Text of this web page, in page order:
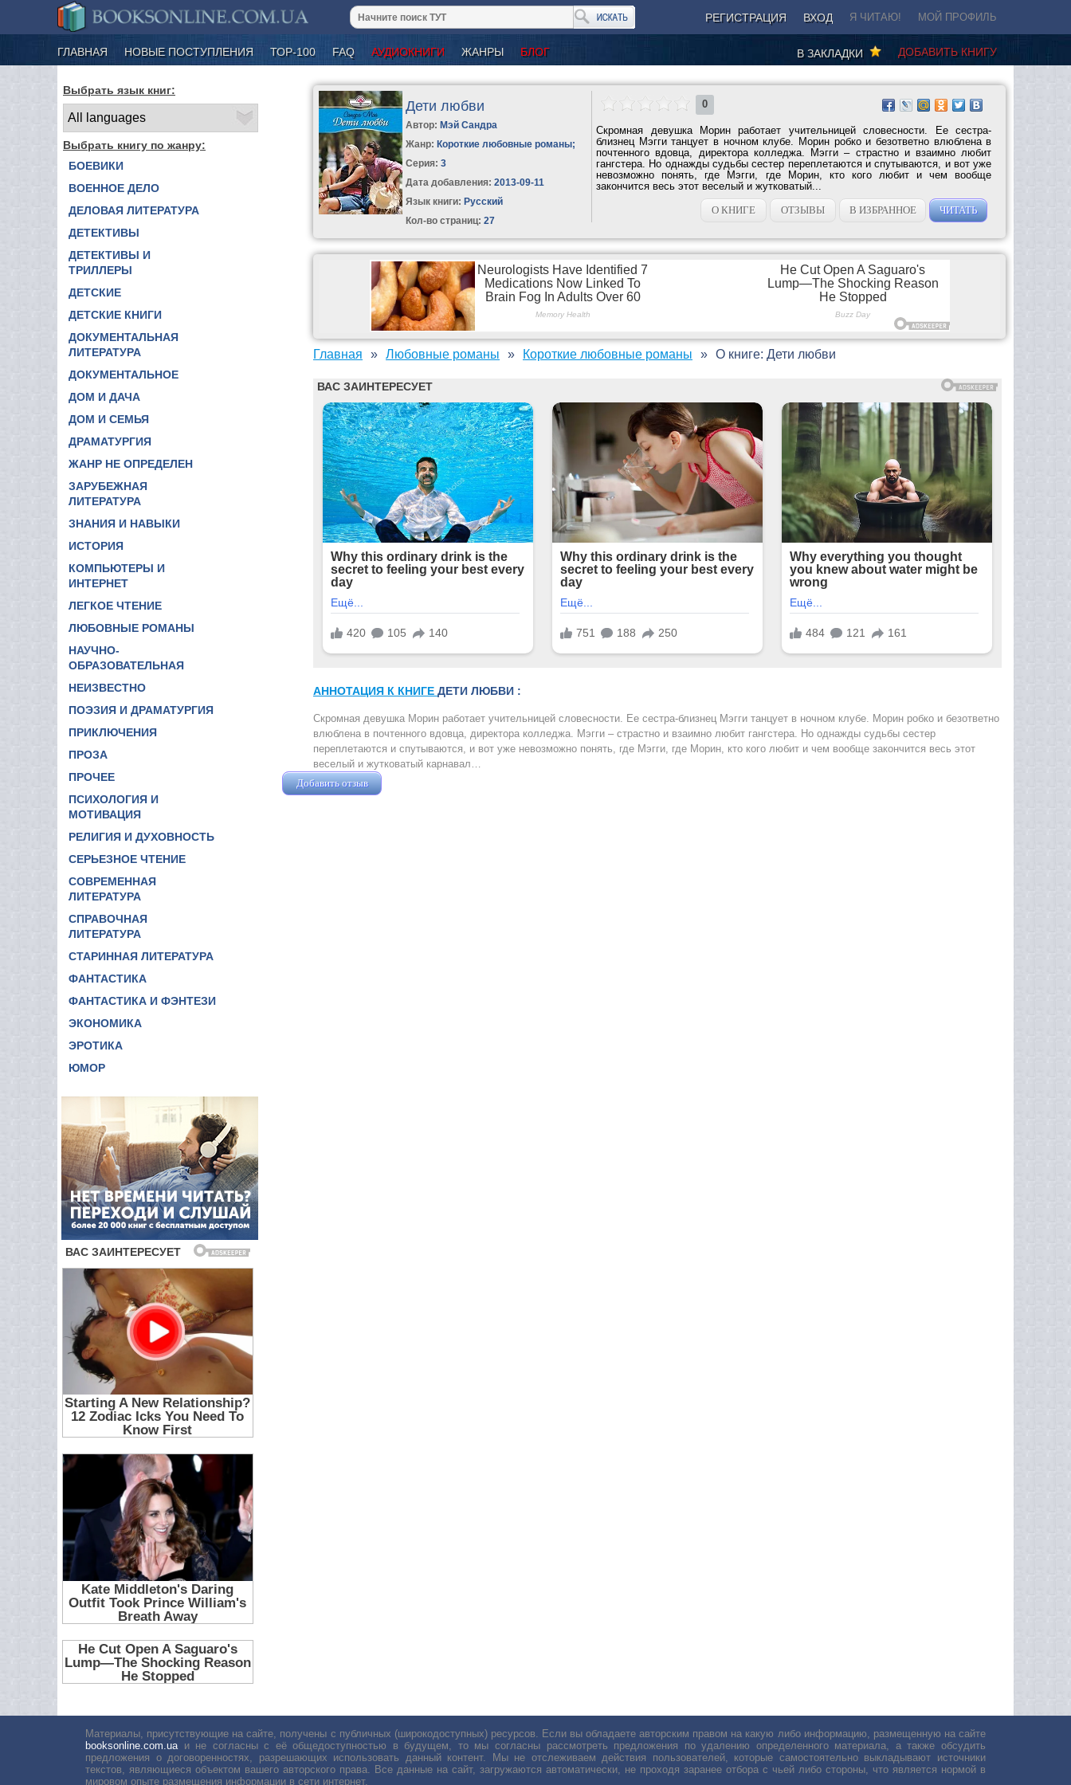
РЕГИСТРАЦИЯ ВХОД Я ЧИТАЮ! МОЙ ПРОФИЛЬ
ГЛАВНАЯ НОВЫЕ ПОСТУПЛЕНИЯ ТОР-100 FAQ АУДИОКНИГИ ЖАНРЫ БЛОГ ДОБАВИТЬ КНИГУ
В ЗАКЛАДКИ
Выбрать язык книг:
Выбрать книгу по жанру:
БОЕВИКИ
ВОЕННОЕ ДЕЛО
ДЕЛОВАЯ ЛИТЕРАТУРА
ДЕТЕКТИВЫ
ДЕТЕКТИВЫ И
ТРИЛЛЕРЫ
ДЕТСКИЕ
ДЕТСКИЕ КНИГИ
ДОКУМЕНТАЛЬНАЯ
ЛИТЕРАТУРА
ДОКУМЕНТАЛЬНОЕ
ДОМ И ДАЧА
ДОМ И СЕМЬЯ
ДРАМАТУРГИЯ
ЖАНР НЕ ОПРЕДЕЛЕН
ЗАРУБЕЖНАЯ
ЛИТЕРАТУРА
ЗНАНИЯ И НАВЫКИ
ИСТОРИЯ
КОМПЬЮТЕРЫ И
ИНТЕРНЕТ
ЛЕГКОЕ ЧТЕНИЕ
ЛЮБОВНЫЕ РОМАНЫ
НАУЧНО-
ОБРАЗОВАТЕЛЬНАЯ
НЕИЗВЕСТНО
ПОЭЗИЯ И ДРАМАТУРГИЯ
ПРИКЛЮЧЕНИЯ
ПРОЗА
ПРОЧЕЕ
ПСИХОЛОГИЯ И
МОТИВАЦИЯ
РЕЛИГИЯ И ДУХОВНОСТЬ
СЕРЬЕЗНОЕ ЧТЕНИЕ
СОВРЕМЕННАЯ
ЛИТЕРАТУРА
СПРАВОЧНАЯ
ЛИТЕРАТУРА
СТАРИННАЯ ЛИТЕРАТУРА
ФАНТАСТИКА
ФАНТАСТИКА И ФЭНТЕЗИ
ЭКОНОМИКА
ЭРОТИКА
ЮМОР
Дети любви
Автор: Мэй Сандра
Жанр: Короткие любовные романы;
Серия:3
Дата добавления: 2013-09-11
Язык книги: Русский
Кол-во страниц: 27
0
Скромная девушка Морин работает учительницей словесности. Ее сестра-
близнец Мэгги танцует в ночном клубе. Морин робко и безответно влюблена в
почтенного вдовца, директора колледжа. Мэгги – страстно и взаимно любит
гангстера. Но однажды судьбы сестер переплетаются и спутываются, и вот уже
невозможно понять, где Мэгги, где Морин, кто кого любит и чем вообще
закончится весь этот веселый и жутковатый...
О КНИГЕ
ОТЗЫВЫ В ИЗБРАННОЕ ЧИТАТЬ
Главная Любовные романы Короткие любовные романы О книге: Дети любви
АННОТАЦИЯ К КНИГЕ ДЕТИ ЛЮБВИ :
Скромная девушка Морин работает учительницей словесности. Ее сестра-близнец Мэгги танцует в ночном клубе. Морин робко и безответно
влюблена в почтенного вдовца, директора колледжа. Мэгги – страстно и взаимно любит гангстера. Но однажды судьбы сестер
переплетаются и спутываются, и вот уже невозможно понять, где Мэгги, где Морин, кто кого любит и чем вообще закончится весь этот
веселый и жутковатый карнавал…
Добавить отзыв
Материалы, присутствующие на сайте, получены с публичных (широкодоступных) ресурсов. Если вы обладаете авторским правом на какую либо информацию, размещенную на сайте
booksonline.com.ua и не согласны с её общедоступностью в будущем, то мы согласны рассмотреть предложения по удалению определенного материала, а также обсудить
предложения о договоренностях, разрешающих использовать данный контент. Мы не отслеживаем действия пользователей, которые самостоятельно выкладывают источники
текстов, являющиеся объектом вашего авторского права. Все данные на сайт, загружаются автоматически, не проходя заранее отбора с чьей либо стороны, что является нормой в
мировом опыте размещения информации в сети интернет.